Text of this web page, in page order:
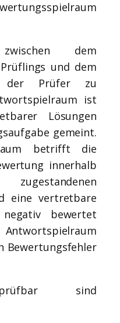
dem
und dem
der Prüfer zu
ist
Lösungen
gemeint.
betrifft die
innerhalb
eine vertretbare
bewertet
Bewertungsfehler
sind